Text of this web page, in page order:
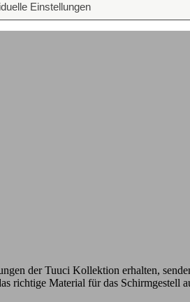
der Tuuci Kollektion erhalten,
richtige Material für das Schirmgestell
Einstellungen